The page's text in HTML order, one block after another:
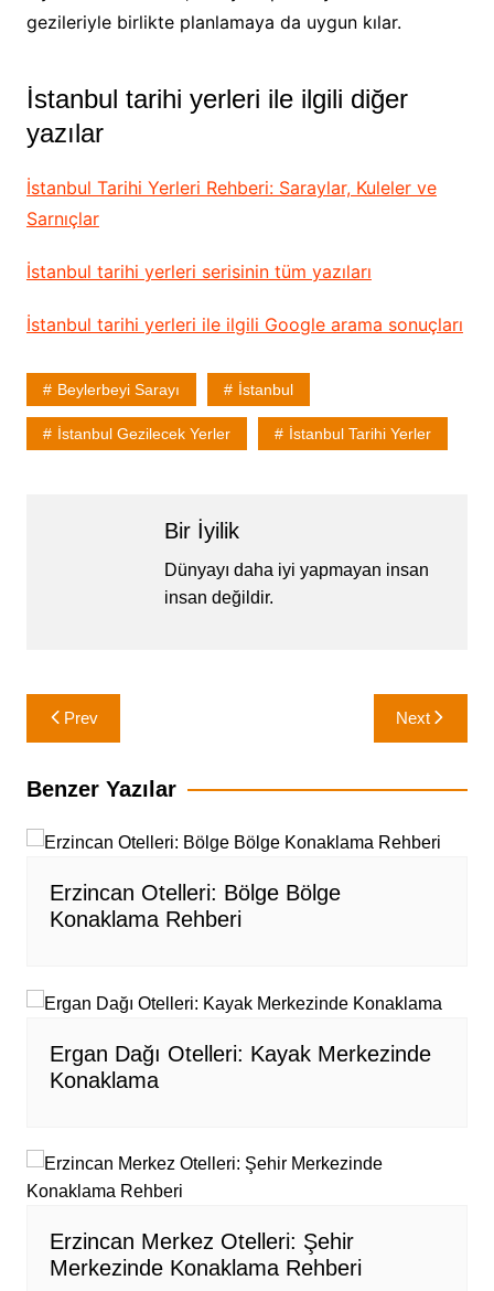
gezileriyle birlikte planlamaya da uygun kılar.
İstanbul tarihi yerleri ile ilgili diğer
yazılar
İstanbul Tarihi Yerleri Rehberi: Saraylar, Kuleler ve
Sarnıçlar
İstanbul tarihi yerleri serisinin tüm yazıları
İstanbul tarihi yerleri ile ilgili Google arama sonuçları
Beylerbeyi Sarayı İstanbul
İstanbul Gezilecek Yerler İstanbul Tarihi Yerler
Bir İyilik
Dünyayı daha iyi yapmayan insan
insan değildir.
Yazı
gezinmesi
Prev Next
Benzer Yazılar
Erzincan Otelleri: Bölge Bölge
Konaklama Rehberi
Ergan Dağı Otelleri: Kayak Merkezinde
Konaklama
Erzincan Merkez Otelleri: Şehir
Merkezinde Konaklama Rehberi